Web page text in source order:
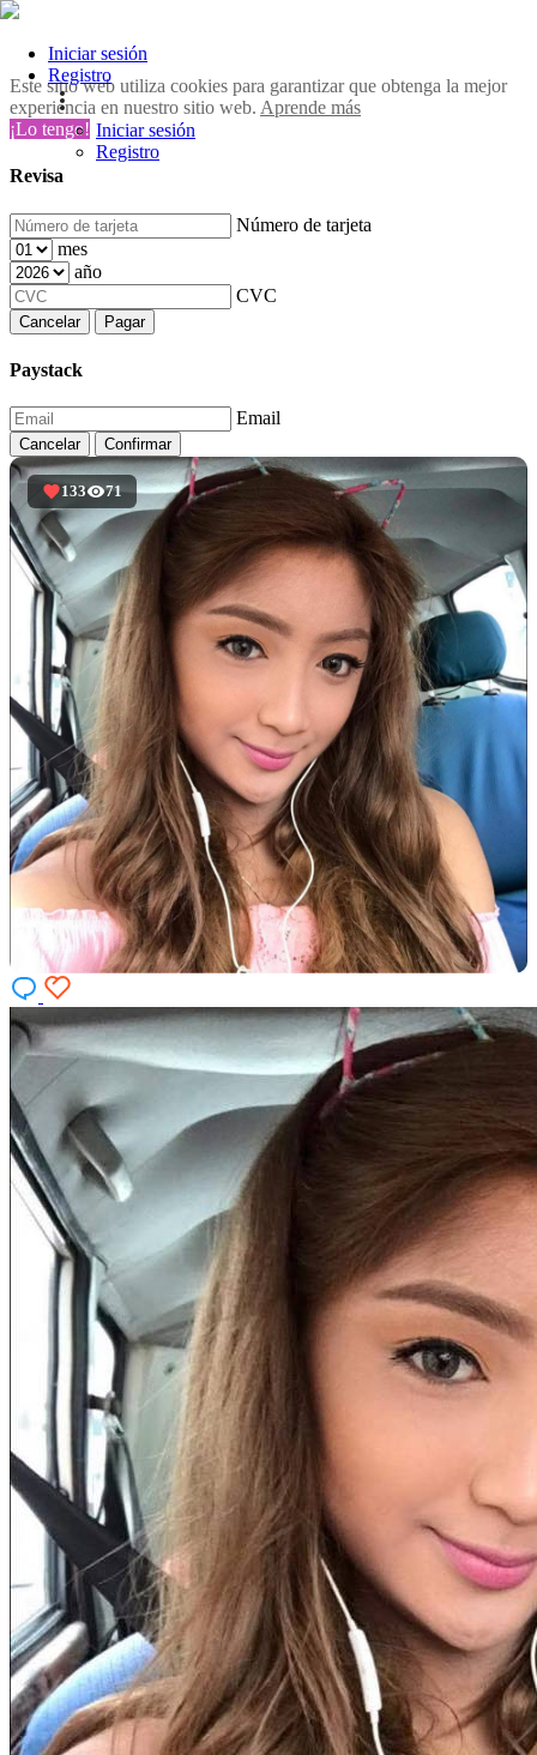
Este sitio web utiliza cookies para garantizar que obtenga la mejor
experiencia en nuestro sitio web. Aprende más
¡Lo tengo!
Revisa
Número de tarjeta
mes
año
CVC
Cancelar Pagar
Paystack
Email
Cancelar Confirmar
Iniciar sesión
Registro
Iniciar sesión
Registro
133 71